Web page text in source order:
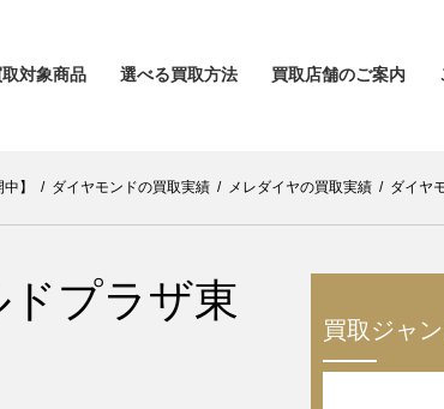
対象商品 選べる買取方法 買取店舗のご案内
】 / ダイヤモンドの買取実績 / メレダイヤの買取実績 / ダイヤ
プラザ東
買取ジャ